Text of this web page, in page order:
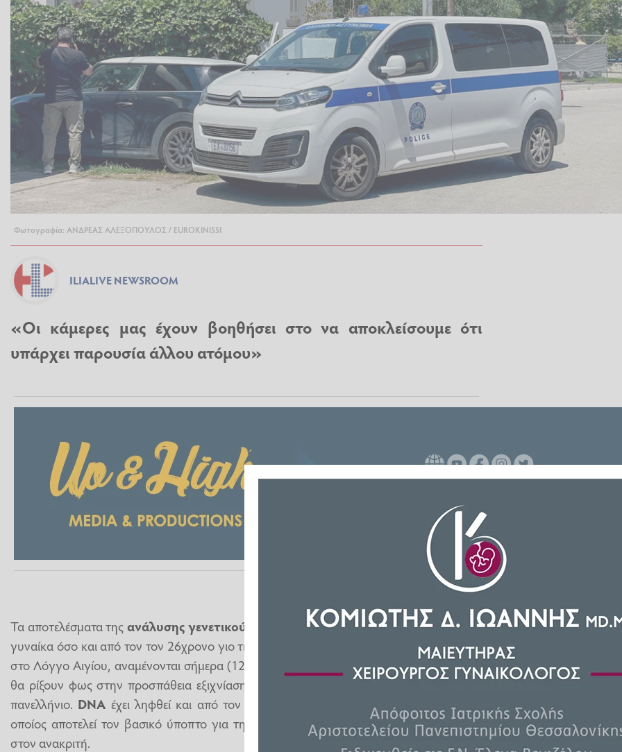
Φωτογραφία: ΑΝΔΡΕΑΣ ΑΛΕΞΟΠΟΥΛΟΣ / EUROKINISSI
ILIALIVE NEWSROOM
«Οι κάμερες μας έχουν βοηθήσει στο να αποκλείσουμε ότι
υπάρχει παρουσία άλλου ατόμου»
Τα αποτελέσματα της ανάλυσης γενετικού υλικού
που ελήφθη τόσο από την 54χρονη
γυναίκα όσο και από τον τον 26χρονο γιο της που βρέθηκαν νεκροί μέσα στο σπίτι τους
στο Λόγγο Αιγίου, αναμένονται σήμερα (12.06.2026) το μεσημέρι και είναι δεδομένο ότι
θα ρίξουν φως στην προσπάθεια εξιχνίασης του διπλού φονικού που έχει παγώσει το
πανελλήνιο. DNA έχει ληφθεί και από τον 65χρονο Ιταλό σύντροφο της 54χρονης, ο
οποίος αποτελεί τον βασικό ύποπτο για τη διπλή δολοφονία και σήμερα θα οδηγηθεί
στον ανακριτή.